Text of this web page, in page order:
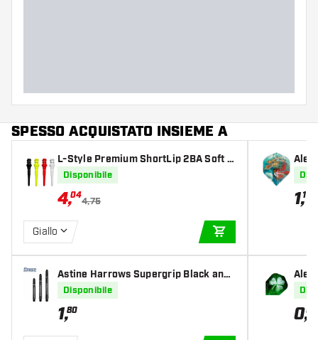
SPESSO ACQUISTATO INSIEME A
L-Style Premium ShortLip 2BA Soft T
ips
Disponibile
4,04
4,75
Giallo
Astine Harrows Supergrip Black and
Silver
Disponibile
1,80
NO2
1,15
0,95